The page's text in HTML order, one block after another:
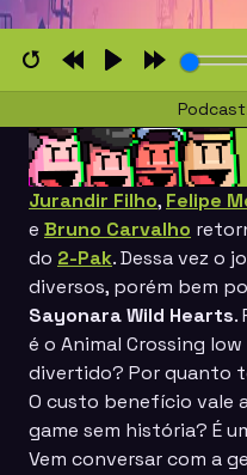
RestartRewind
PlayForward
10s
Jurandir Filho, Felipe
e Bruno Carvalho
do 2-Pak. Dessa vez o
diversos, porém bem
Sayonara Wild Hearts.
é o Animal Crossing low
divertido? Por quanto
O custo benefício vale
game sem história? É
Vem conversar com a